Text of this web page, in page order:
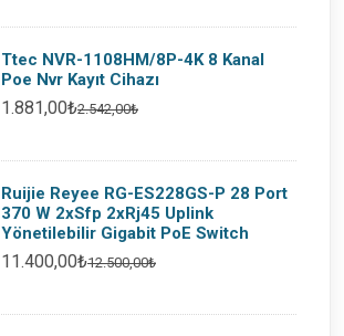
Ttec NVR-1108HM/8P-4K 8 Kanal
Poe Nvr Kayıt Cihazı
1.881,00₺2.542,00₺
Ruijie Reyee RG-ES228GS-P 28 Port
370 W 2xSfp 2xRj45 Uplink
Yönetilebilir Gigabit PoE Switch
11.400,00₺12.500,00₺